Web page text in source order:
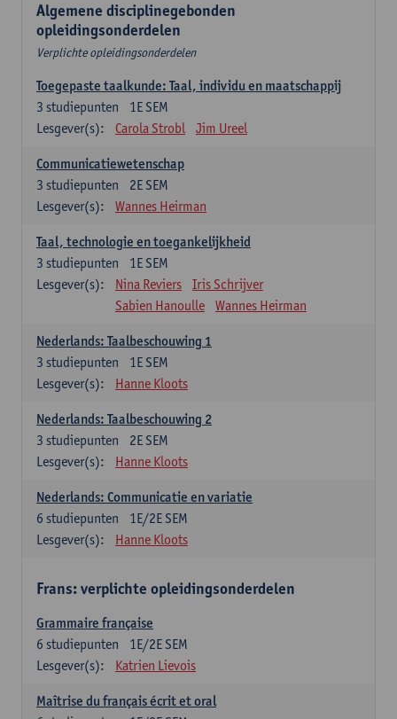
Algemene disciplinegebonden
opleidingsonderdelen
Verplichte opleidingsonderdelen
Toegepaste taalkunde: Taal, individu en maatschappij
1E SEM
3 studiepunten
Lesgever(s):
Carola Strobl Jim Ureel
Communicatiewetenschap
2E SEM
3 studiepunten
Lesgever(s):
Wannes Heirman
Taal, technologie en toegankelijkheid
1E SEM
3 studiepunten
Lesgever(s):
Nina Reviers
Iris Schrijver
Sabien Hanoulle
Wannes Heirman
Nederlands: Taalbeschouwing 1
1E SEM
3 studiepunten
Lesgever(s):
Hanne Kloots
Nederlands: Taalbeschouwing 2
2E SEM
3 studiepunten
Lesgever(s):
Hanne Kloots
Nederlands: Communicatie en variatie
1E/2E SEM
6 studiepunten
Lesgever(s):
Hanne Kloots
Frans: verplichte opleidingsonderdelen
Grammaire française
1E/2E SEM
6 studiepunten
Lesgever(s):
Katrien Lievois
Maîtrise du français écrit et oral